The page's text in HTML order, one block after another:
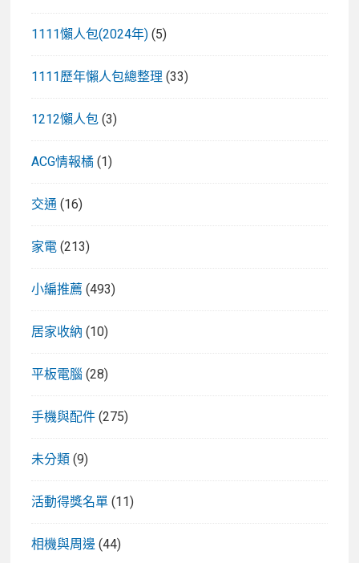
1111懶人包(2024年) (5)
1111歷年懶人包總整理 (33)
1212懶人包 (3)
ACG情報橘 (1)
交通 (16)
家電 (213)
小編推薦 (493)
居家收納 (10)
平板電腦 (28)
手機與配件 (275)
未分類 (9)
活動得獎名單 (11)
相機與周邊 (44)